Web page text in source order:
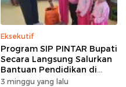
Eksekutif
Program SIP PINTAR Bupati
Secara Langsung Salurkan
Bantuan Pendidikan di
Desa Mampuak ll
3 minggu yang lalu